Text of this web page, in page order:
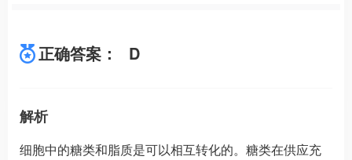
正确答案： D
解析
细胞中的糖类和脂质是可以相互转化的。糖类在供应充